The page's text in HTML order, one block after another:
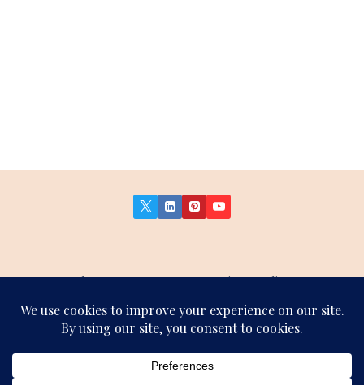
About Us Contact Us
Privacy Policy
Terms and Conditions
Affiliate Disclosure
Sitemap